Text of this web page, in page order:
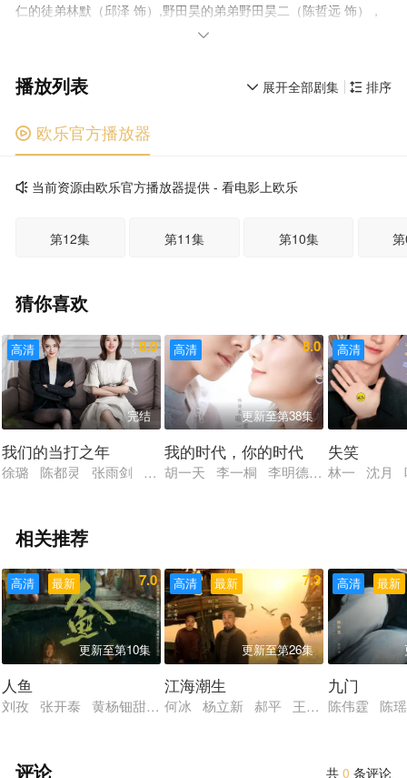
仁的徒弟林默（邱泽 饰）,野田昊的弟弟野田昊二（陈哲远 饰），
纷纷陷入探案的谜团之中……死者妻子IVY（张钧甯 饰）、酒吧歌
茅庐的女警萨莎（张艺上 饰）也悉数登场，错综复杂的线索背后，

 排序
 展开全部剧集
播放列表
 欧乐官方播放器
当前资源由欧乐官方播放器提供 - 看电影上欧乐
第12集 第11集 第10集
猜你喜欢
高清 8.0
完结
我们的当打之年
徐璐 陈都灵 张雨剑 郭品超 周大为 邓萃雯 陈昊蓝 易柏
高清 8.0
更新至第38集
我的时代，你的时代
胡一天 李一桐 李明德 许乐骁 王
高清
失笑
林一 沈月
相关推荐
最新
高清 7.0
更新至第10集
人鱼
刘孜 张开泰 黄杨钿甜 董勇 张帆 陈创 何思甜 张棪琰 罗
最新
高清 7.3
更新至第26集
江海潮生
何冰 杨立新 郝平 王鸥 海一天 黑
最新
高清
九门
陈伟霆 陈
共0 条评论
评论